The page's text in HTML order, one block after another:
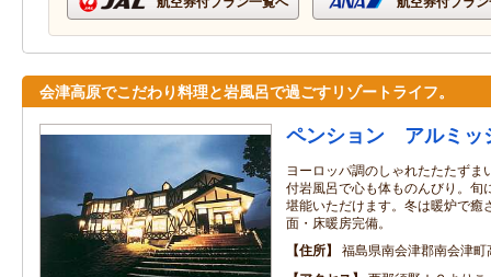
会津高原でこだわり料理と岩風呂で過ごすリゾートライフ。
ペンション アルミッ
ヨーロッパ調のしゃれたたたずま
付岩風呂で心も体ものんびり。旬
堪能いただけます。冬は暖炉で癒
面・床暖房完備。
住所
福島県南会津郡南会津